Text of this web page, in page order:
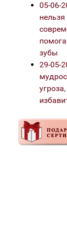
05-06-
зубы
29-05-